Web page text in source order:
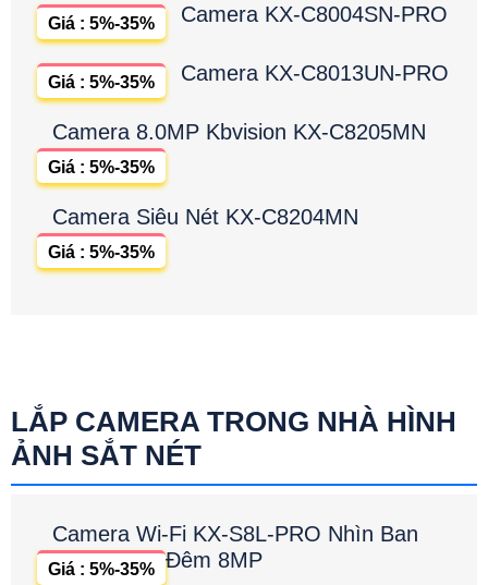
Camera KX-C8004SN-PRO
Giá : 5%-35%
Camera KX-C8013UN-PRO
Giá : 5%-35%
Camera 8.0MP Kbvision KX-C8205MN
Giá : 5%-35%
Camera Siêu Nét KX-C8204MN
Giá : 5%-35%
LẮP CAMERA TRONG NHÀ HÌNH
ẢNH SẮT NÉT
Camera Wi-Fi KX-S8L-PRO Nhìn Ban
Đêm 8MP
Giá : 5%-35%